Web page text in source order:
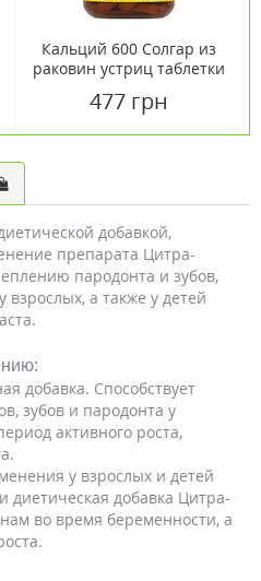
Кальций 600 Солгар из
раковин устриц таблетки
477 грн
добавкой,
препарата Цитра-
пародонта и зубов,
а также у детей
добавка. Способствует
зубов и пародонта у
активного роста,
у взрослых и детей
диетическая добавка Цитра-
во время беременности, а